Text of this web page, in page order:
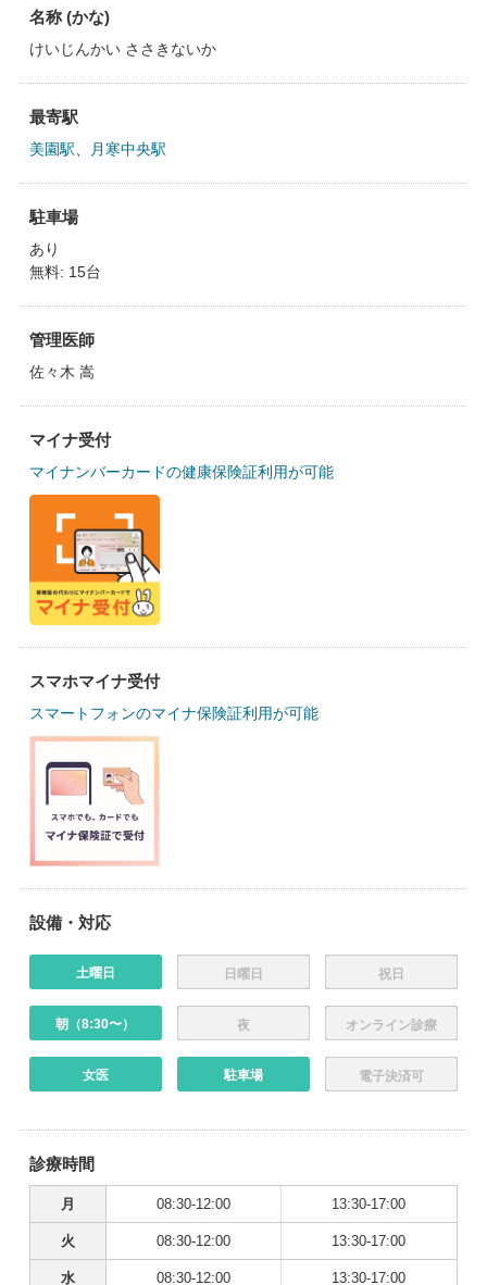
名称 (かな)
けいじんかい ささきないか
最寄駅
美園駅 月寒中央駅
駐車場
あり
無料: 15台
管理医師
佐々木 嵩
マイナ受付
マイナンバーカードの健康保険証利用が可能
スマホマイナ受付
スマートフォンのマイナ保険証利用が可能
設備・対応
土曜日 日曜日 祝日
朝（8:30〜） 夜 オンライン診療
女医 駐車場 電子決済可
診療時間
月 08:30-12:00 13:30-17:00
火 08:30-12:00 13:30-17:00
水 08:30-12:00 13:30-17:00